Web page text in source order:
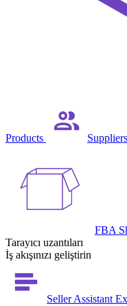
Products Suppliers
FBA
Tarayıcı uzantıları
İş akışınızı geliştirin
Seller Assistant